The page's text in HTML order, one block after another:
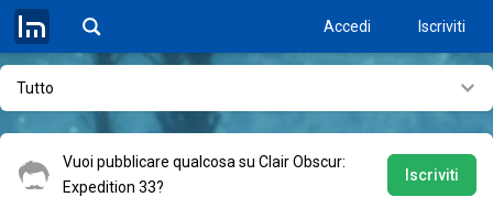
Accedi Iscriviti
Tutto
Vuoi pubblicare qualcosa su Clair Obscur:
Expedition 33?
Iscriviti